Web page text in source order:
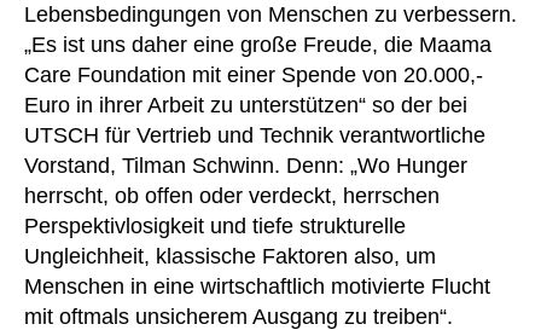
Lebensbedingungen von Menschen zu verbessern.
„Es ist uns daher eine große Freude, die Maama
Care Foundation mit einer Spende von 20.000,-
Euro in ihrer Arbeit zu unterstützen“ so der bei
UTSCH für Vertrieb und Technik verantwortliche
Vorstand, Tilman Schwinn. Denn: „Wo Hunger
herrscht, ob offen oder verdeckt, herrschen
Perspektivlosigkeit und tiefe strukturelle
Ungleichheit, klassische Faktoren also, um
Menschen in eine wirtschaftlich motivierte Flucht
mit oftmals unsicherem Ausgang zu treiben“.